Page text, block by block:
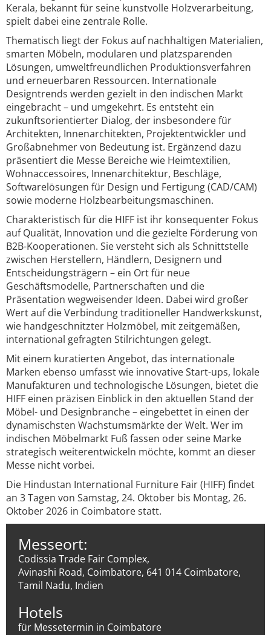
Kerala, bekannt für seine kunstvolle Holzverarbeitung,
spielt dabei eine zentrale Rolle.
Thematisch liegt der Fokus auf nachhaltigen Materialien,
smarten Möbeln, modularen und platzsparenden
Lösungen, umweltfreundlichen Produktionsverfahren
und erneuerbaren Ressourcen. Internationale
Designtrends werden gezielt in den indischen Markt
eingebracht – und umgekehrt. Es entsteht ein
zukunftsorientierter Dialog, der insbesondere für
Architekten, Innenarchitekten, Projektentwickler und
Großabnehmer von Bedeutung ist. Ergänzend dazu
präsentiert die Messe Bereiche wie Heimtextilien,
Wohnaccessoires, Innenarchitektur, Beschläge,
Softwarelösungen für Design und Fertigung (CAD/CAM)
sowie moderne Holzbearbeitungsmaschinen.
Charakteristisch für die HIFF ist ihr konsequenter Fokus
auf Qualität, Innovation und die gezielte Förderung von
B2B-Kooperationen. Sie versteht sich als Schnittstelle
zwischen Herstellern, Händlern, Designern und
Entscheidungsträgern – ein Ort für neue
Geschäftsmodelle, Partnerschaften und die
Präsentation wegweisender Ideen. Dabei wird großer
Wert auf die Verbindung traditioneller Handwerkskunst,
wie handgeschnitzter Holzmöbel, mit zeitgemäßen,
international gefragten Stilrichtungen gelegt.
Mit einem kuratierten Angebot, das internationale
Marken ebenso umfasst wie innovative Start-ups, lokale
Manufakturen und technologische Lösungen, bietet die
HIFF einen präzisen Einblick in den aktuellen Stand der
Möbel- und Designbranche – eingebettet in einen der
dynamischsten Wachstumsmärkte der Welt. Wer im
indischen Möbelmarkt Fuß fassen oder seine Marke
strategisch weiterentwickeln möchte, kommt an dieser
Messe nicht vorbei.
Die Hindustan International Furniture Fair (HIFF) findet
an 3 Tagen von Samstag, 24. Oktober bis Montag, 26.
Oktober 2026 in Coimbatore statt.
Messeort:
Codissia Trade Fair Complex,
Avinashi Road, Coimbatore, 641 014 Coimbatore,
Tamil Nadu, Indien
Hotels
für Messetermin in Coimbatore